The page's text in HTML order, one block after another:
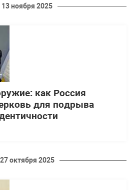
13 ноября 2025
как Россия
для подрыва
27 октября 2025